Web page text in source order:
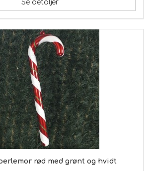
Se detaljer
rød med grønt og hvidt